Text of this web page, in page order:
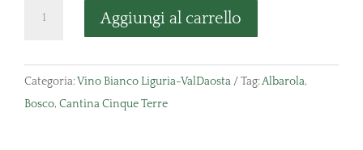
quantità
Aggiungi al carrello
Categoria:Vino Bianco Liguria-ValDaosta Tag:Albarola,
Bosco, Cantina Cinque Terre